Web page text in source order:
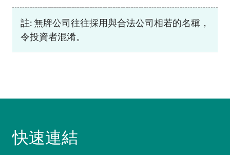
註: 無牌公司往往採用與合法公司相若的名稱，
令投資者混淆。
快速連結